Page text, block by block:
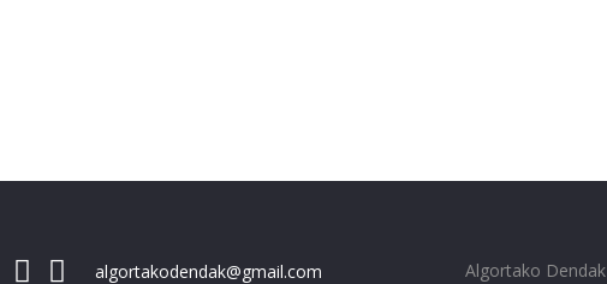
algortakodendak@gmail.com
Algortako Dendak